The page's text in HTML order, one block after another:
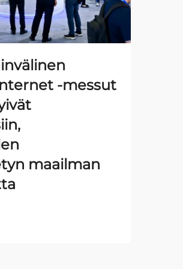
-messut
maailman